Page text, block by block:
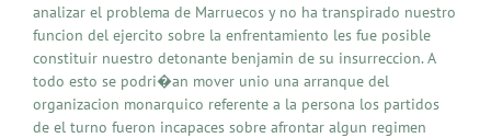
analizar el problema de Marruecos y no ha transpirado nuestro
funcion del ejercito sobre la enfrentamiento les fue posible
constituir nuestro detonante benjamin de su insurreccion. A
todo esto se podri�an mover unio una arranque del
organizacion monarquico referente a la persona los partidos
de el turno fueron incapaces sobre afrontar algun regimen